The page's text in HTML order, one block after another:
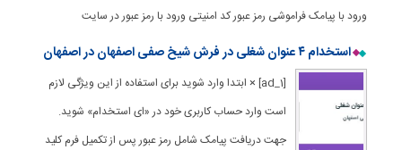
ورود با پیامک فراموشی رمز عبور کد امنیتی ورود با رمز عبور در سایت
استخدام ۴ عنوان شغلی در فرش شیخ صفی اصفهان در اصفهان
[ad_1] × ابتدا وارد شوید برای استفاده از این ویژگی لازم
است وارد حساب کاربری خود در «ای استخدام» شوید.
جهت دریافت پیامک شامل رمز عبور پس از تکمیل فرم کلید